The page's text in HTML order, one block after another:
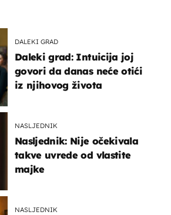
DALEKI GRAD
Daleki grad: Intuicija joj
govori da danas neće otići
iz njihovog života
NASLJEDNIK
Nasljednik: Nije očekivala
takve uvrede od vlastite
majke
NASLJEDNIK